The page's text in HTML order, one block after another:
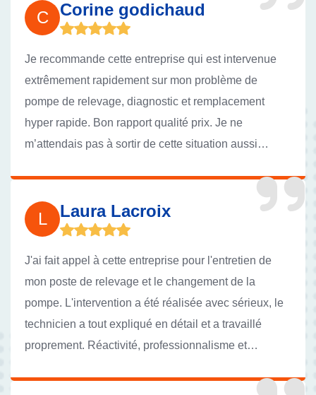
C Corine godichaud
Je recommande cette entreprise qui est intervenue
extrêmement rapidement sur mon problème de
pompe de relevage, diagnostic et remplacement
hyper rapide. Bon rapport qualité prix. Je ne
m’attendais pas à sortir de cette situation aussi
L Laura Lacroix
J'ai fait appel à cette entreprise pour l'entretien de
mon poste de relevage et le changement de la
pompe. L'intervention a été réalisée avec sérieux, le
technicien a tout expliqué en détail et a travaillé
proprement. Réactivité, professionnalisme et
de savoir que mon installation est entre de bonnes